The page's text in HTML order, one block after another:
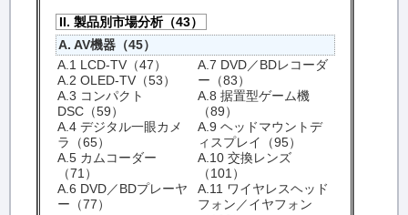
II. 製品別市場分析（43）
A. AV機器（45）
A.1 LCD-TV（47）
A.2 OLED-TV（53）
A.3 コンパクト
DSC（59）
A.4 デジタル一眼カメ
ラ（65）
A.5 カムコーダー
（71）
A.6 DVD／BDプレーヤ
ー（77）
A.7 DVD／BDレコーダ
ー（83）
A.8 据置型ゲーム機
（89）
A.9 ヘッドマウントデ
ィスプレイ（95）
A.10 交換レンズ
（101）
A.11 ワイヤレスヘッド
フォン／イヤフォン